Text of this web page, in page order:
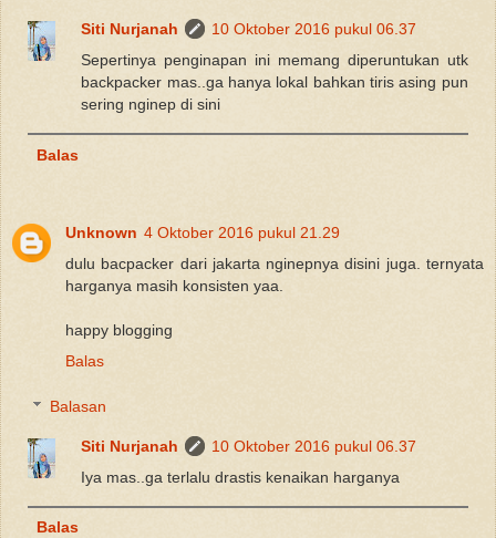
Siti Nurjanah
10 Oktober 2016 pukul 06.37
Sepertinya penginapan ini memang diperuntukan utk
backpacker mas..ga hanya lokal bahkan tiris asing pun
sering nginep di sini
Balas
Unknown 4 Oktober 2016 pukul 21.29
dulu bacpacker dari jakarta nginepnya disini juga. ternyata
harganya masih konsisten yaa.
happy blogging
Balas
Balasan
Siti Nurjanah
10 Oktober 2016 pukul 06.37
Iya mas..ga terlalu drastis kenaikan harganya
Balas